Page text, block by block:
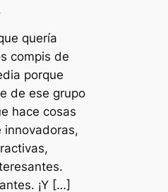
quería
compis de
porque
de ese grupo
hace cosas
innovadoras,
¡Y […]